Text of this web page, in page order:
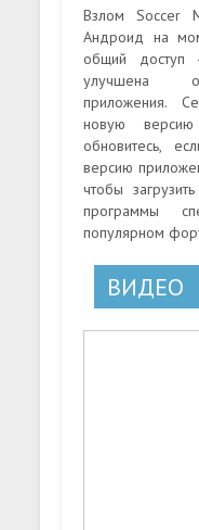
Взлом Soccer
Андроид на
общий доступ
улучшена
приложения.
новую
обновитесь,
версию
чтобы
программы
популярном
ВИДЕО